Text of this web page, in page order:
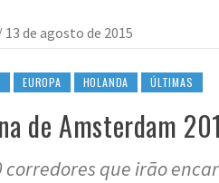
13 de agosto de 2015
EUROPA HOLANDA ÚLTIMAS
de Amsterdam
corredores que irão